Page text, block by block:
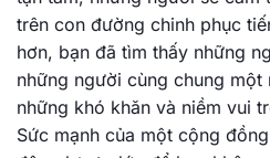
trên con đường chinh phục
hơn, bạn đã tìm thấy những
những người cùng chung một
những khó khăn và niềm vui
Sức mạnh của một cộng